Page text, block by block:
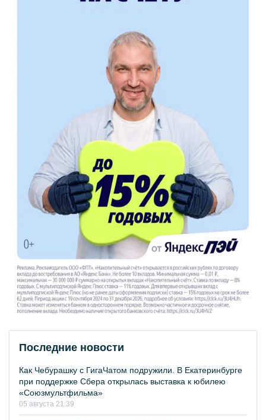
Последние новости
Как Чебурашку с ГигаЧатом подружили. В Екатеринбурге
при поддержке Сбера открылась выставка к юбилею
«Союзмультфильма»
05 августа 21:39